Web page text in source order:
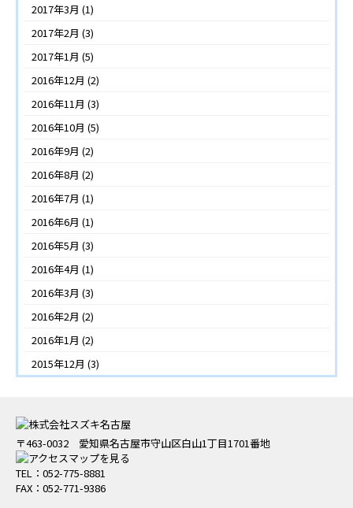
2017年3月 (1)
2017年2月 (3)
2017年1月 (5)
2016年12月 (2)
2016年11月 (3)
2016年10月 (5)
2016年9月 (2)
2016年8月 (2)
2016年7月 (1)
2016年6月 (1)
2016年5月 (3)
2016年4月 (1)
2016年3月 (3)
2016年2月 (2)
2016年1月 (2)
2015年12月 (3)
〒463-0032 愛知県名古屋市守山区白山1丁目1701番地
TEL：052-775-8881
FAX：052-771-9386